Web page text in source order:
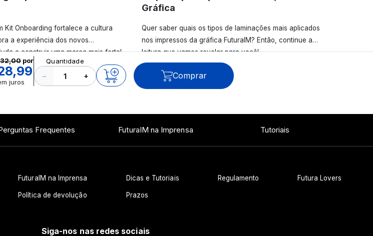
Kit Onboarding fortalece a cultura
a experiência dos novos
a construir uma marca mais forte!
Gráfica
Quer saber quais os tipos de laminações mais aplicados
nos impressos da gráfica FuturaIM? Então, continue a
leitura que vamos revelar para você!
32,00 por
juros
Quantidade
− + Comprar
Frequentes FuturaIM na Imprensa Tutoriais
FuturaIM na Imprensa Dicas e Tutoriais Regulamento Futura Lovers
Política de devolução Prazos
Siga-nos nas redes sociais